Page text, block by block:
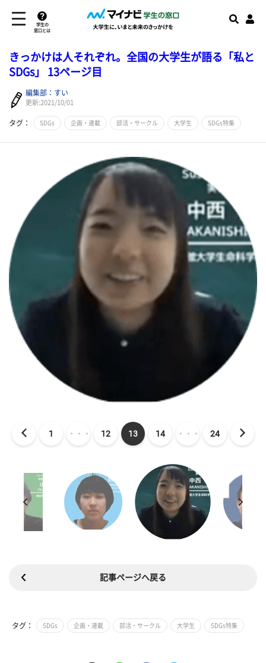
学生の
窓口とは
きっかけは人それぞれ。全国の大学生が語る「私と
SDGs」 13ページ目
編集部：すい
更新:2021/10/01
タグ： SDGs 企画・連載 部活・サークル 大学生 SDGs特集
1 ・・・ 12 13 14 ・・・ 24
記事ページへ戻る
タグ： SDGs 企画・連載 部活・サークル 大学生 SDGs特集